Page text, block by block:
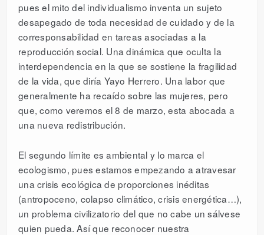
pues el mito del individualismo inventa un sujeto
desapegado de toda necesidad de cuidado y de la
corresponsabilidad en tareas asociadas a la
reproducción social. Una dinámica que oculta la
interdependencia en la que se sostiene la fragilidad
de la vida, que diría Yayo Herrero. Una labor que
generalmente ha recaído sobre las mujeres, pero
que, como veremos el 8 de marzo, esta abocada a
una nueva redistribución.
El segundo límite es ambiental y lo marca el
ecologismo, pues estamos empezando a atravesar
una crisis ecológica de proporciones inéditas
(antropoceno, colapso climático, crisis energética…),
un problema civilizatorio del que no cabe un sálvese
quien pueda. Así que reconocer nuestra